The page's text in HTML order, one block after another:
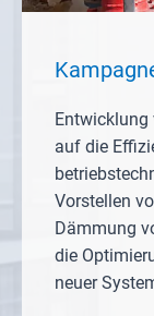
auf die
Vorstellen
Dämmung
die
neuer